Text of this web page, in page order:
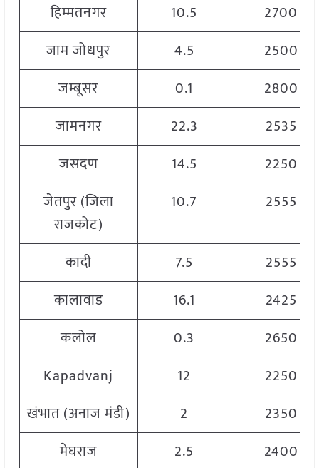
हिम्मतनगर
10.5
2700
जाम जोधपुर
4.5
2500
जम्बूसर
0.1
2800
जामनगर
22.3
2535
जसदण
14.5
2250
जेतपुर (जिला
राजकोट)
10.7 2555
कादी 7.5
2555
कालावाड
16.1
2425
कलोल
0.3
2650
Kapadvanj
12
2250
खंभात (अनाज मंडी)
2
2350
मेघराज
2.5 2400